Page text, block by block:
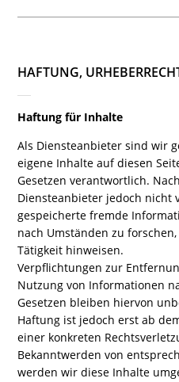
HAFTUNG,
Haftung für Inhalte
Als Diensteanbieter sind wir
eigene Inhalte auf diesen
Gesetzen verantwortlich.
Diensteanbieter jedoch
gespeicherte fremde
nach Umständen zu
Tätigkeit hinweisen.
Verpflichtungen zur
Nutzung von Informationen
Gesetzen bleiben hiervon
Haftung ist jedoch erst ab
einer konkreten
Bekanntwerden von
werden wir diese Inhalte